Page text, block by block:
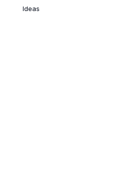
Ideas